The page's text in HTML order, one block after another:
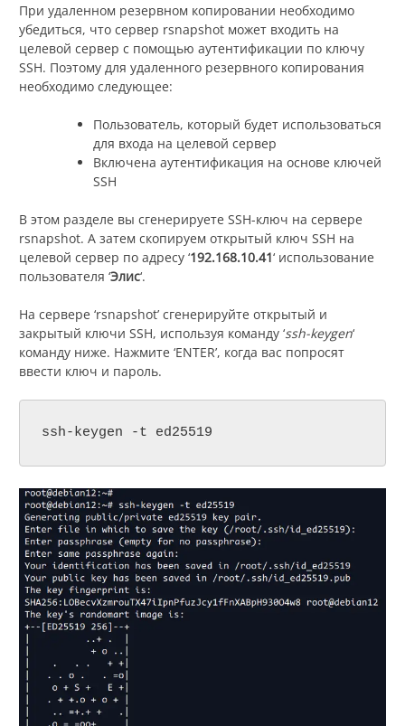
При удаленном резервном копировании необходимо
убедиться, что сервер rsnapshot может входить на
целевой сервер с помощью аутентификации по ключу
SSH. Поэтому для удаленного резервного копирования
необходимо следующее:
Пользователь, который будет использоваться
для входа на целевой сервер
Включена аутентификация на основе ключей
SSH
В этом разделе вы сгенерируете SSH-ключ на сервере
rsnapshot. А затем скопируем открытый ключ SSH на
целевой сервер по адресу ‘192.168.10.41‘ использование
пользователя ‘Элис‘.
На сервере ‘rsnapshot’ сгенерируйте открытый и
закрытый ключи SSH, используя команду ‘ssh-keygen‘
команду ниже. Нажмите ‘ENTER’, когда вас попросят
ввести ключ и пароль.
ssh-keygen -t ed25519